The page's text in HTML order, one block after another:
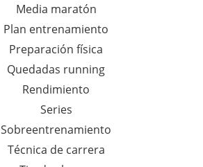
Media maratón
Plan entrenamiento
Preparación física
Quedadas running
Rendimiento
Series
Sobreentrenamiento
Técnica de carrera